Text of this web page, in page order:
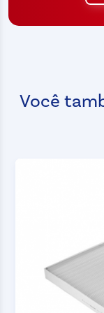
Você